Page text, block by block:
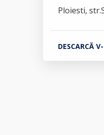
Ploiesti,
DESCARCĂ